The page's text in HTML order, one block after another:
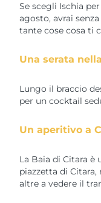
Se scegli Ischia
agosto, avrai
tante cose cosa ti
Una serata
Lungo il braccio
per un cocktail
Un aperitivo a
La Baia di Citara
piazzetta di
altre a vedere il